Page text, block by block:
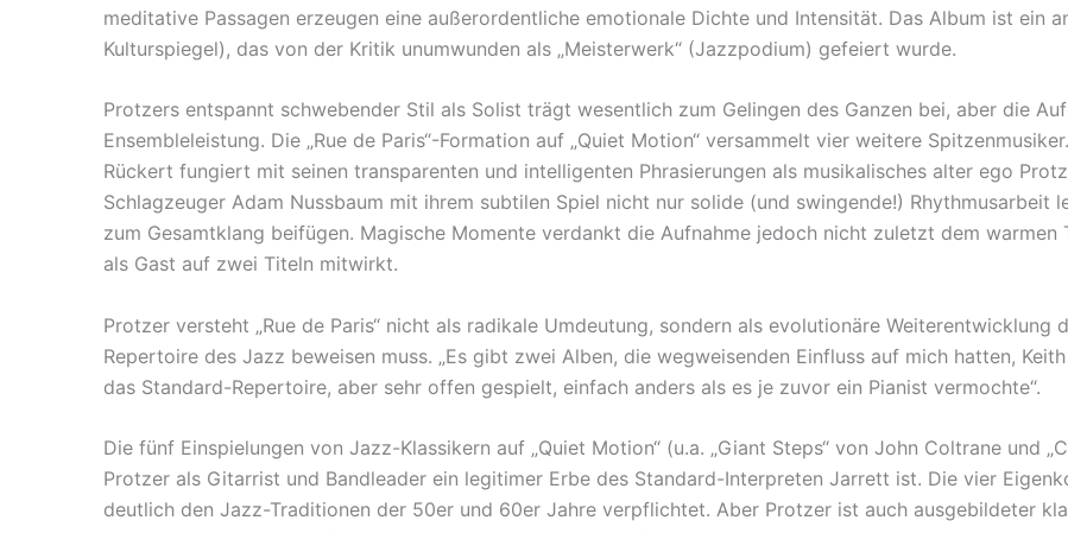
meditative Passagen erzeugen eine außerordentliche emotionale Dichte und Intensität. Das Album ist ein
Kulturspiegel), das von der Kritik unumwunden als „Meisterwerk“ (Jazzpodium) gefeiert wurde.
Protzers entspannt schwebender Stil als Solist trägt wesentlich zum Gelingen des Ganzen bei, aber die
Ensembleleistung. Die „Rue de Paris“-Formation auf „Quiet Motion“ versammelt vier weitere
Rückert fungiert mit seinen transparenten und intelligenten Phrasierungen als musikalisches alter ego
Schlagzeuger Adam Nussbaum mit ihrem subtilen Spiel nicht nur solide (und swingende!) Rhythmusarbeit
zum Gesamtklang beifügen. Magische Momente verdankt die Aufnahme jedoch nicht zuletzt dem
als Gast auf zwei Titeln mitwirkt.
Protzer versteht „Rue de Paris“ nicht als radikale Umdeutung, sondern als evolutionäre Weiterentwicklung
Repertoire des Jazz beweisen muss. „Es gibt zwei Alben, die wegweisenden Einfluss auf mich hatten, Keith
das Standard-Repertoire, aber sehr offen gespielt, einfach anders als es je zuvor ein Pianist vermochte“.
Die fünf Einspielungen von Jazz-Klassikern auf „Quiet Motion“ (u.a. „Giant Steps“ von John Coltrane und
Protzer als Gitarrist und Bandleader ein legitimer Erbe des Standard-Interpreten Jarrett ist. Die vier
deutlich den Jazz-Traditionen der 50er und 60er Jahre verpflichtet. Aber Protzer ist auch ausgebildeter